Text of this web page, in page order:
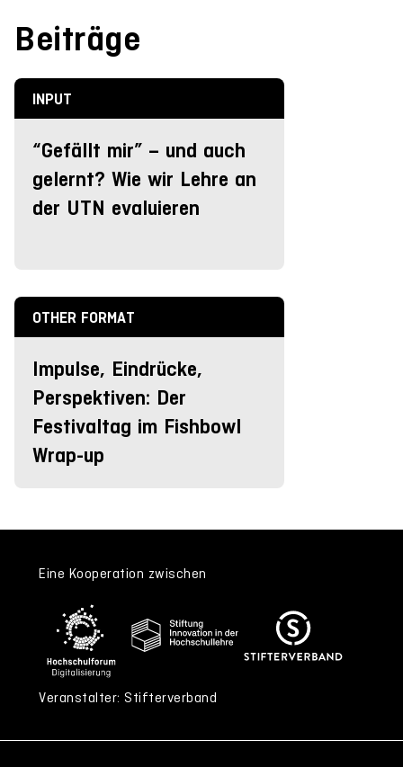
Beiträge
INPUT
“Gefällt mir” – und auch
gelernt? Wie wir Lehre an
der UTN evaluieren
OTHER FORMAT
Impulse, Eindrücke,
Perspektiven: Der
Festivaltag im Fishbowl
Wrap-up
Eine Kooperation zwischen
Veranstalter: Stifterverband